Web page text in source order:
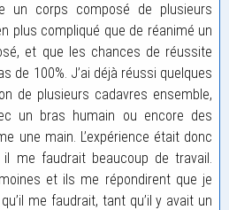
un corps composé de plusieurs
plus compliqué que de réanimé un
et que les chances de réussite
de 100%. J’ai déjà réussi quelques
de plusieurs cadavres ensemble,
un bras humain ou encore des
une main. L’expérience était donc
me faudrait beaucoup de travail.
et ils me répondirent que je
me faudrait, tant qu’il y avait un